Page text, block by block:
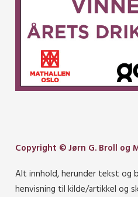
Copyright © Jørn G. Broll og
Alt innhold, herunder tekst og
henvisning til kilde/artikkel og